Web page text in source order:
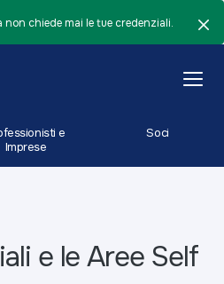
chiede mai le tue credenziali.
e
Imprese
Soci
e le Aree Self